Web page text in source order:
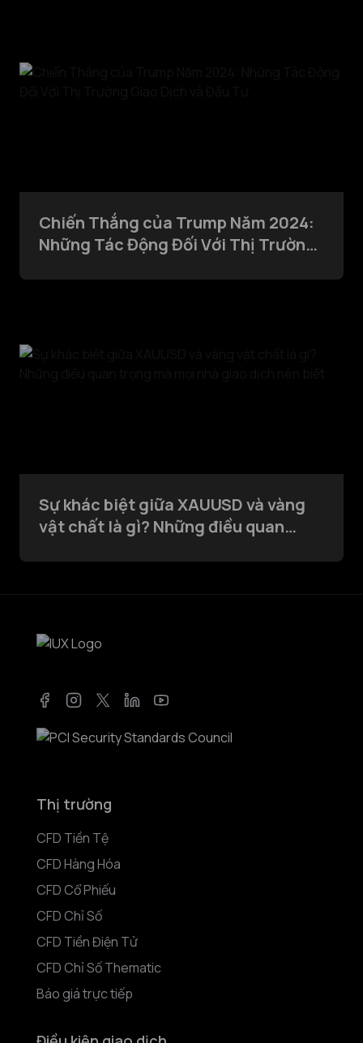
Chiến Thắng của Trump Năm 2024:
Những Tác Động Đối Với Thị Trường
Sự khác biệt giữa XAUUSD và vàng
vật chất là gì? Những điều quan
Thị trường
CFD Tiền Tệ
CFD Hàng Hóa
CFD Cổ Phiếu
CFD Chỉ Số
CFD Tiền Điện Tử
CFD Chỉ Số Thematic
Báo giá trực tiếp